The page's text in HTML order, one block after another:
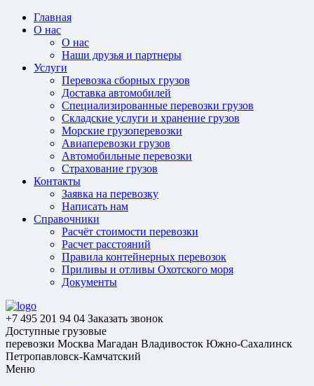
Главная
О нас
О нас
Наши друзья и партнеры
Услуги
Перевозка сборных грузов
Доставка автомобилей
Специализированные перевозки грузов
Складские услуги и хранение грузов
Морские грузоперевозки
Авиаперевозки грузов
Автомобильные перевозки
Страхование грузов
Контакты
Заявка на перевозку
Написать нам
Справочники
Расчёт стоимости перевозки
Расчет расстояний
Правила контейнерных перевозок
Приливы и отливы Охотского моря
Документы
+7 495 201 94 04 Заказать звонок
Доступные грузовые
перевозки Москва Магадан Владивосток Южно-Сахалинск
Петропавловск-Камчатский
Меню